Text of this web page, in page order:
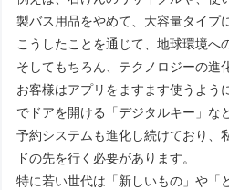
製バス用品をやめて、大容量タイプ
こうしたことを通じて、地球環境へ
そしてもちろん、テクノロジーの進
お客様はアプリをますます使うよう
でドアを開ける「デジタルキー」な
予約システムも進化し続けており、
ドの先を行く必要があります。
特に若い世代は「新しいもの」や「